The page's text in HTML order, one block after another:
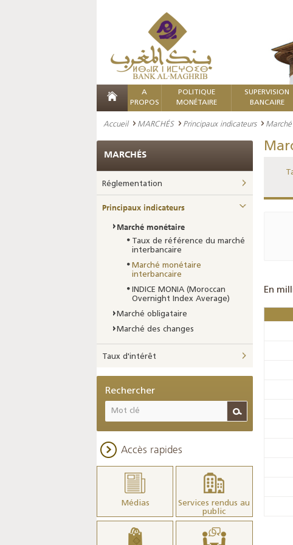
A
PROPOS
POLITIQUE
MONÉTAIRE
SUPERVISION
BANCAIRE
Accueil MARCHÉS Principaux indicateurs
En
MARCHÉS
Réglementation
Principaux indicateurs
Marché monétaire
Taux de référence du marché
interbancaire
Marché monétaire
interbancaire
INDICE MONIA (Moroccan
Overnight Index Average)
Marché obligataire
Marché des changes
Taux d'intérêt
Rechercher
Accès rapides
Médias
Services rendus au
public